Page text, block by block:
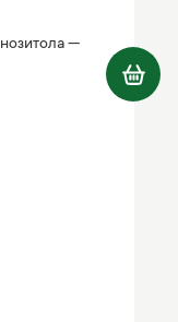
—